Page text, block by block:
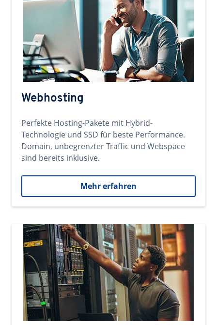
Webhosting
Perfekte Hosting-Pakete mit Hybrid-
Technologie und SSD für beste Performance.
Domain, unbegrenzter Traffic und Webspace
sind bereits inklusive.
Mehr erfahren